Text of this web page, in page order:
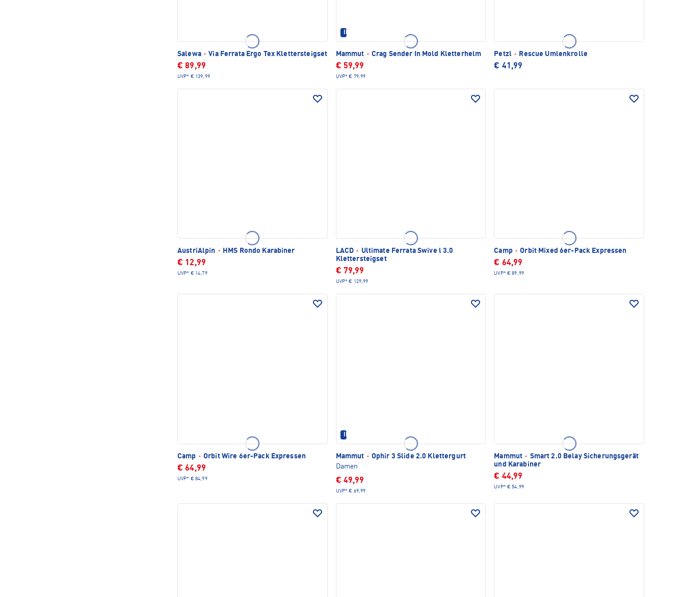
Salewa · Via Ferrata Ergo Tex Klettersteigset
€ 89,99
UVP* € 139,99
Mammut · Crag Sender In Mold Kletterhelm
€ 59,99
UVP* € 79,99
Petzl · Rescue Umlenkrolle
€ 41,99
AustriAlpin · HMS Rondo Karabiner
€ 12,99
UVP* € 14,79
LACD · Ultimate Ferrata Swive l 3.0
Klettersteigset
€ 79,99
UVP* € 129,99
Camp · Orbit Mixed 6er-Pack Expressen
€ 64,99
UVP* € 89,99
Camp · Orbit Wire 6er-Pack Expressen
€ 64,99
UVP* € 84,99
Mammut · Ophir 3 Slide 2.0 Klettergurt
Damen
€ 49,99
UVP* € 69,99
Mammut · Smart 2.0 Belay Sicherungsgerät
und Karabiner
€ 44,99
UVP* € 54,99